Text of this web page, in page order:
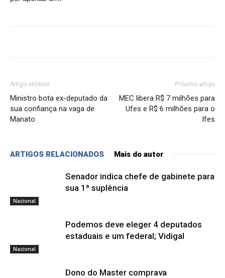
Artigo anterior
Ministro bota ex-deputado da
sua confiança na vaga de
Manato
Próximo artigo
MEC libera R$ 7 milhões para
Ufes e R$ 6 milhões para o
Ifes
ARTIGOS RELACIONADOS Mais do autor
Nacional
Senador indica chefe de gabinete para
sua 1ª suplência
Nacional
Podemos deve eleger 4 deputados
estaduais e um federal; Vidigal
Dono do Master comprava